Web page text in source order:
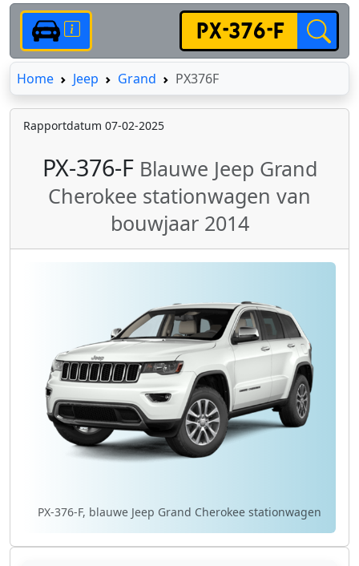
HomeHome
Jeep Grand PX376F
Rapportdatum 07-02-2025
PX-376-F Blauwe Jeep Grand
Cherokee stationwagen van
bouwjaar 2014
PX-376-F, blauwe Jeep Grand Cherokee stationwagen